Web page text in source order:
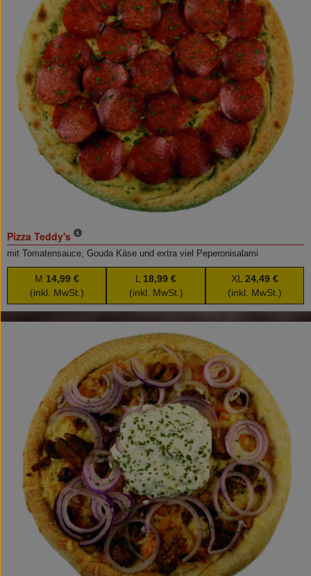
Pizza Teddy's
mit Tomatensauce, Gouda Käse und extra viel Peperonisalami
M 14,99 €
(inkl. MwSt.)
L 18,99 €
(inkl. MwSt.)
XL 24,49 €
(inkl. MwSt.)